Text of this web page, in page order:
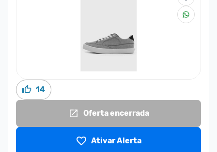
14
Oferta encerrada
Ativar Alerta